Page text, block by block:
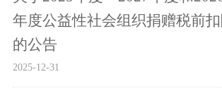
年度公益性社会组织捐赠税前
的公告
2025-12-31